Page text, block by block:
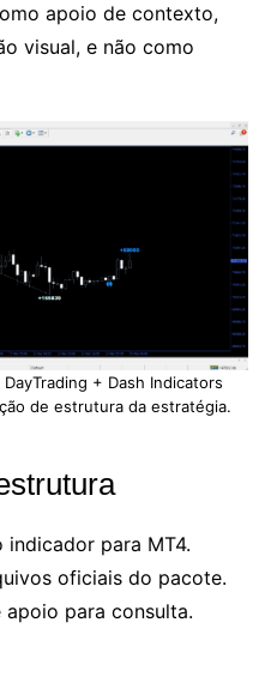
apoio de contexto,
visual, e não como
+ Dash Indicators
de estrutura da estratégia.
para MT4.
oficiais do pacote.
apoio para consulta.